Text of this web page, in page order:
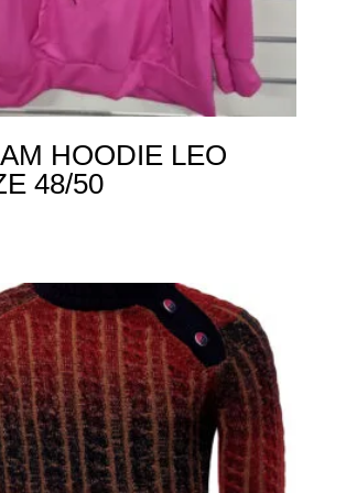
HOODIE LEO
48/50